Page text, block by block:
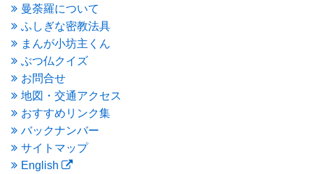
2015年5月(1)
2015年4月(1)
2015年3月 (3)
2015年2月(3)
2015年1月(1)
2014年12月
2014年9月(1)
2014年5月 (1)
2014年4月
2014年1月(1)
2013年11月 (4)
2013年10月
曼荼羅について
ふしぎな密教法具
まんが小坊主くん
ぶつ仏クイズ
お問合せ
地図・交通アクセス
おすすめリンク集
バックナンバー
サイトマップ
English